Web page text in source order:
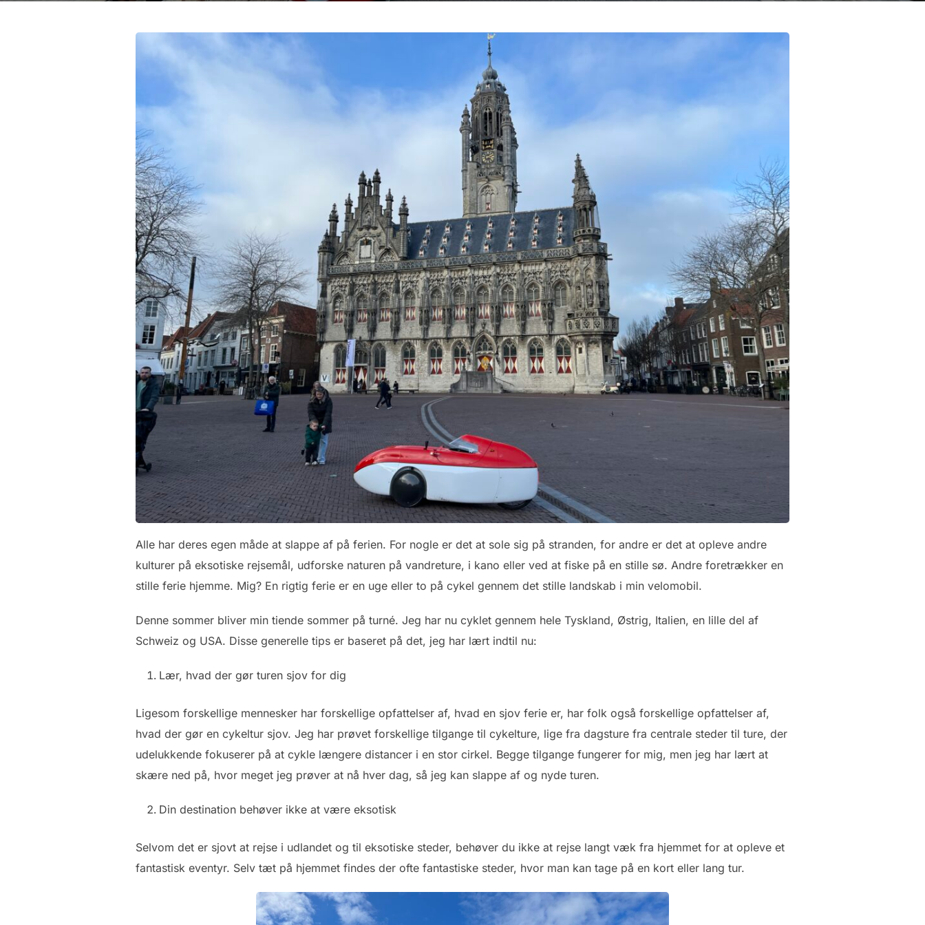
Alle har deres egen måde at slappe af på ferien. For nogle er det at sole sig på stranden, for andre er det at opleve andre
kulturer på eksotiske rejsemål, udforske naturen på vandreture, i kano eller ved at fiske på en stille sø. Andre foretrækker en
stille ferie hjemme. Mig? En rigtig ferie er en uge eller to på cykel gennem det stille landskab i min velomobil.
Denne sommer bliver min tiende sommer på turné. Jeg har nu cyklet gennem hele Tyskland, Østrig, Italien, en lille del af
Schweiz og USA. Disse generelle tips er baseret på det, jeg har lært indtil nu:
Lær, hvad der gør turen sjov for dig
Ligesom forskellige mennesker har forskellige opfattelser af, hvad en sjov ferie er, har folk også forskellige opfattelser af,
hvad der gør en cykeltur sjov. Jeg har prøvet forskellige tilgange til cykelture, lige fra dagsture fra centrale steder til ture, der
udelukkende fokuserer på at cykle længere distancer i en stor cirkel. Begge tilgange fungerer for mig, men jeg har lært at
skære ned på, hvor meget jeg prøver at nå hver dag, så jeg kan slappe af og nyde turen.
Din destination behøver ikke at være eksotisk
Selvom det er sjovt at rejse i udlandet og til eksotiske steder, behøver du ikke at rejse langt væk fra hjemmet for at opleve et
fantastisk eventyr. Selv tæt på hjemmet findes der ofte fantastiske steder, hvor man kan tage på en kort eller lang tur.